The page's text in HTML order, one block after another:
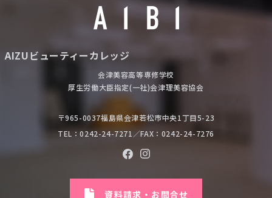
AIZUビューティーカレッジ
会津美容高等専修学校
厚生労働大臣指定(一社)会津理美容協会
〒965-0037福島県会津若松市中央1丁目5-23
TEL：0242-24-7271 ／FAX：0242-24-7276
資料請求・お問合せ